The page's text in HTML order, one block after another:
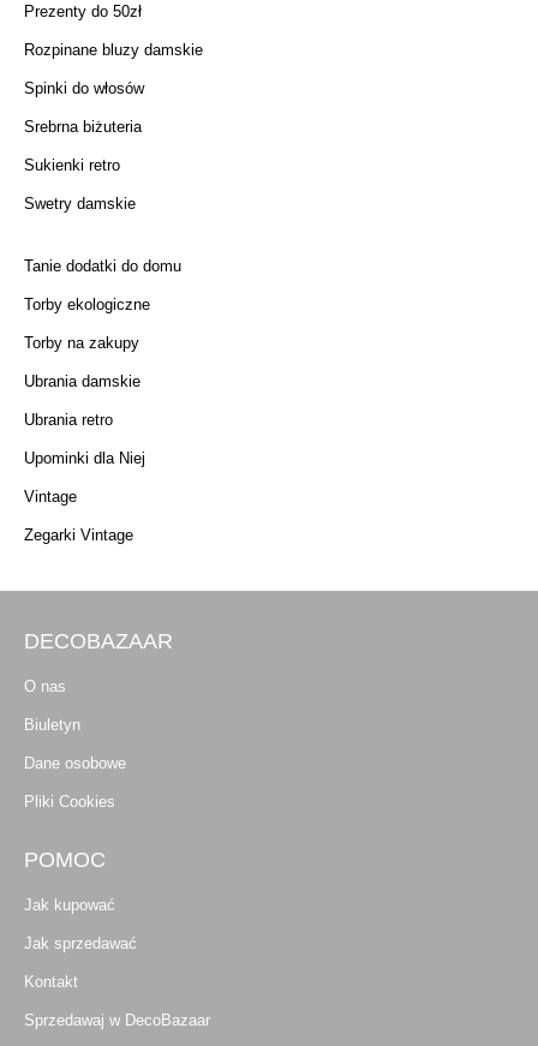
Prezenty do 50zł
Rozpinane bluzy damskie
Spinki do włosów
Srebrna biżuteria
Sukienki retro
Swetry damskie
Tanie dodatki do domu
Torby ekologiczne
Torby na zakupy
Ubrania damskie
Ubrania retro
Upominki dla Niej
Vintage
Zegarki Vintage
DECOBAZAAR
O nas
Biuletyn
Dane osobowe
Pliki Cookies
POMOC
Jak kupować
Jak sprzedawać
Kontakt
Sprzedawaj w DecoBazaar